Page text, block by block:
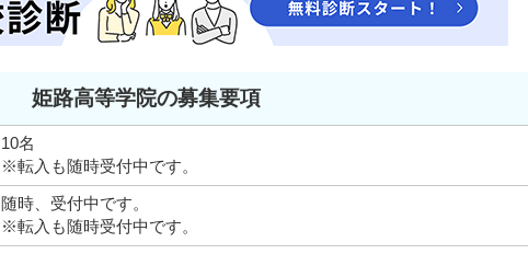
姫路高等学院の募集要項
10名
※転入も随時受付中です。
随時、受付中です。
※転入も随時受付中です。